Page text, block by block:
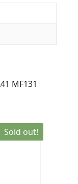
MF131
Sold out!